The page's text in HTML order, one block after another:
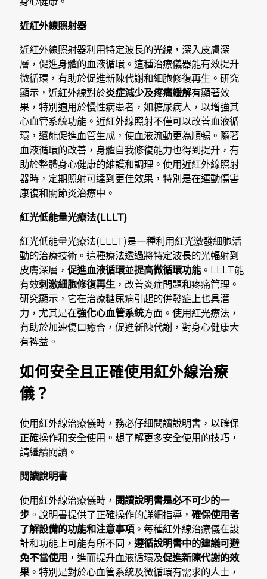
近紅外線照射器
近紅外線照射器利用特定波長的光線，深入皮膚深
層，促進身體的血液循環。這種治療儀器能有效提升
微循環，有助於促進新陳代謝和細胞修復再生。研究
顯示，近紅外線對於炎症減少及疼痛緩解有顯著效
果，特別適用於慢性病患者，如糖尿病人，以增強其
心血管系統功能。近紅外線照射不僅可以改善血液循
環，還能促進血管生成，使血液流動更為順暢。隨著
血液循環的改善，身體自我修復能力也得到提升，有
助於整體身心健康的維護和調理。使用近紅外線照射
器時，定期照射可達到更佳效果，特別是在運動傷害
康復和關節炎治療中。
紅光低能量光療法(LLLT)
紅光低能量光療法(LLLT)是一種利用紅光激發細胞活
動的治療技術。這種療法透過將特定波長的光輻射到
皮膚深層，促進血液循環並提高微循環功能。LLLT能
有效刺激細胞修復再生 ，改善炎症問題和疼痛管理。
研究顯示，它在治療糖尿病引起的併發症上也具潛
力，尤其是在強化心血管系統方面。使用紅光療法，
有助於加速傷口癒合，促進新陳代謝，對身心健康大
有裨益。
如何安全且正確使用紅外線治療
儀？
使用紅外線治療儀時，務必仔細閱讀說明書，以確保
正確操作和安全使用。想了解更多安全使用的技巧，
請繼續閱讀。
閱讀說明書
使用紅外線治療儀時， 閱讀說明書是必不可少的一
步 。說明書提供了正確操作的詳細指導，確保使用者
了解設備的功能和注意事項。每種紅外線治療儀在設
計和功能上可能有所不同，遵循說明書中的建議可避
免不當使用 ，進而提升血液循環及促進新陳代謝的效
果 。特別是對於心血管系統及微循環有需求的人士，